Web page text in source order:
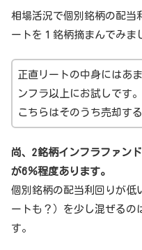
相場活況で個別銘柄の配当
ートを１銘柄摘まんでみま
正直リートの中身にはあ
ンフラ以上にお試しです。
こちらはそのうち売却す
尚、2銘柄インフラファン
が6％程度あります。
個別銘柄の配当利回りが低
ートも？）を少し混ぜるの
す。